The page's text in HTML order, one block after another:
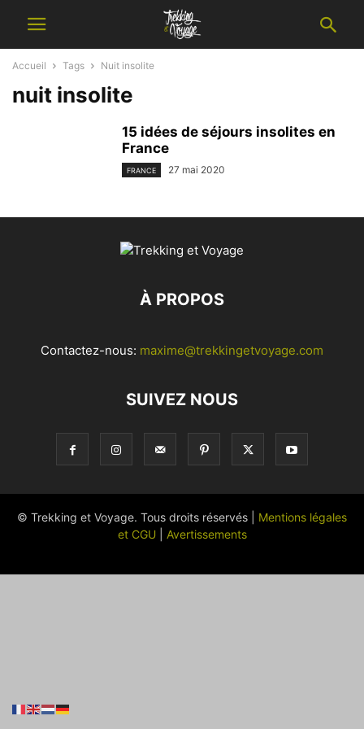
Accueil Tags Nuit insolite
nuit insolite
15 idées de séjours insolites en
France
FRANCE 27 mai 2020
À PROPOS
Contactez-nous: maxime@trekkingetvoyage.com
SUIVEZ NOUS
© Trekking et Voyage. Tous droits réservés | Mentions légales
et CGU
Avertissements